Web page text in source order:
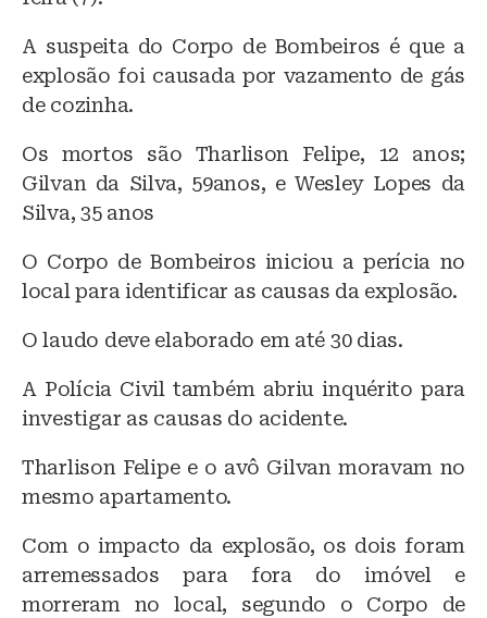
o
k
p
A suspeita do Corpo de Bombeiros é que a
explosão foi causada por vazamento de gás
de cozinha.
Os mortos são Tharlison Felipe, 12 anos;
Gilvan da Silva, 59anos, e Wesley Lopes da
Silva, 35 anos
O Corpo de Bombeiros iniciou a perícia no
local para identificar as causas da explosão.
O laudo deve elaborado em até 30 dias.
A Polícia Civil também abriu inquérito para
investigar as causas do acidente.
Tharlison Felipe e o avô Gilvan moravam no
mesmo apartamento.
Com o impacto da explosão, os dois foram
arremessados para fora do imóvel e
morreram no local, segundo o Corpo de